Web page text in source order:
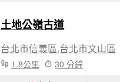
土地公嶺古道
台北市信義區,台北市文山區
1.8公里 30 分鐘